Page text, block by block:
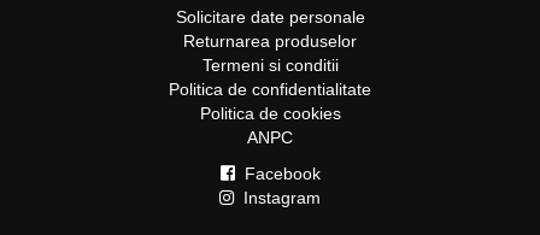
Solicitare date personale
Returnarea produselor
Termeni si conditii
Politica de confidentialitate
Politica de cookies
ANPC
Facebook
Instagram